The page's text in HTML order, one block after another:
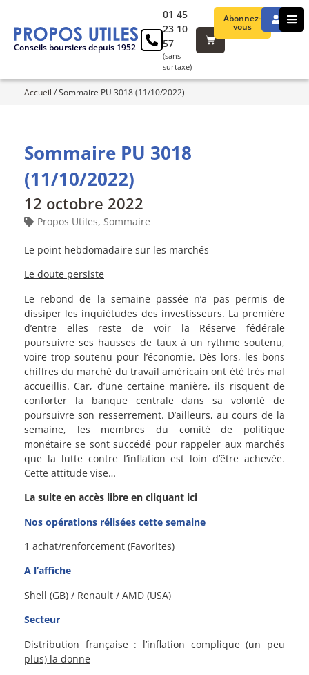
Conseils boursiers depuis 1952
Abonnez-
vous
01 45
23 10
57
(sans
surtaxe)
Accueil /Sommaire PU 3018 (11/10/2022)
Sommaire PU 3018
(11/10/2022)
12 octobre 2022
Propos Utiles, Sommaire
Le point hebdomadaire sur les marchés
Le doute persiste
Le rebond de la semaine passée n’a pas permis de
dissiper les inquiétudes des investisseurs. La première
d’entre elles reste de voir la Réserve fédérale
poursuivre ses hausses de taux à un rythme soutenu,
voire trop soutenu pour l’économie. Dès lors, les bons
chiffres du marché du travail américain ont été très mal
accueillis. Car, d’une certaine manière, ils risquent de
conforter la banque centrale dans sa volonté de
poursuivre son resserrement. D’ailleurs, au cours de la
semaine, les membres du comité de politique
monétaire se sont succédé pour rappeler aux marchés
que la lutte contre l’inflation est loin d’être achevée.
Cette attitude vise…
La suite en accès libre en cliquant ici
Nos opérations rélisées cette semaine
1 achat/renforcement (Favorites)
A l’affiche
Shell (GB) / Renault / AMD (USA)
Secteur
Distribution française : l’inflation complique (un peu
plus) la donne